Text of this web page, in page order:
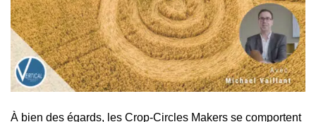
À bien des égards, les Crop-Circles Makers se comportent